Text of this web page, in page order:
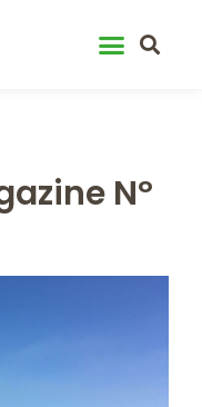
Nº